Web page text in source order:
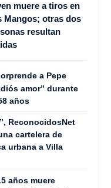
muere a tiros en
Mangos; otras dos
resultan
a Pepe
amor” durante
años
ReconocidosNet
cartelera de
urbana a Villa
años muere